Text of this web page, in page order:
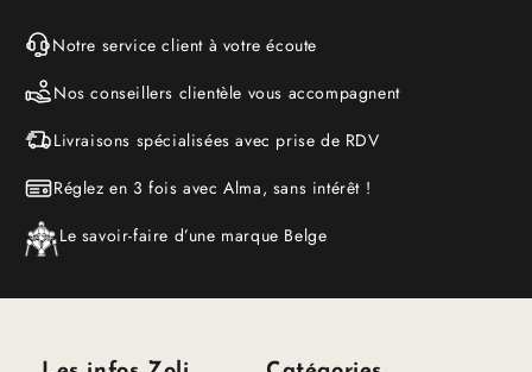
Notre service client à votre écoute
Nos conseillers clientèle vous accompagnent
Livraisons spécialisées avec prise de RDV
Réglez en 3 fois avec Alma, sans intérêt !
Le savoir-faire d’une marque Belge